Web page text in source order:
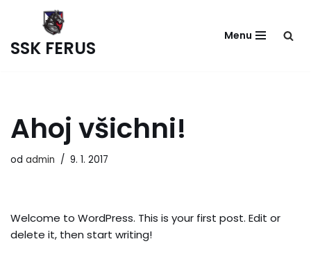
Přeskočit
na
SSK FERUS
Menu
Ahoj všichni!
od admin 9. 1. 2017
Welcome to WordPress. This is your first post. Edit or
delete it, then start writing!